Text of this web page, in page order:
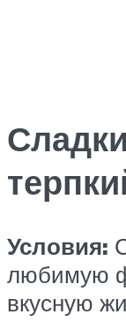
Условия:
любимую
вкусную